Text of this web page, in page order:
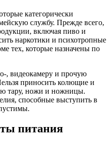
категорически
службу. Прежде всего,
включая пиво и
наркотики и психотропные
тех, которые назначены по
, видеокамеру и прочую
приносить колющие и
тару, ножи и ножницы.
способные выступить в
питания